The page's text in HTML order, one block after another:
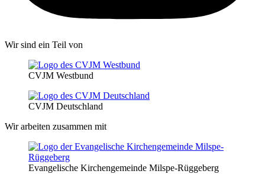
Wir sind ein Teil von
CVJM Westbund
CVJM Deutschland
Wir arbeiten zusammen mit
Evangelische Kirchengemeinde Milspe-Rüggeberg